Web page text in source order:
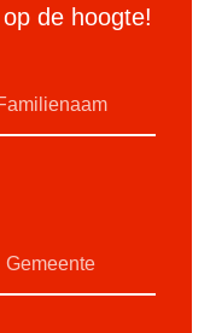
de hoogte!